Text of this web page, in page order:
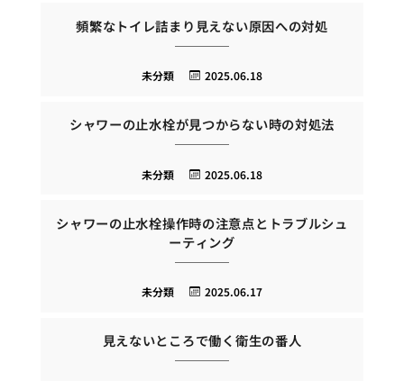
頻繁なトイレ詰まり見えない原因への対処
2025.06.18
未分類
シャワーの止水栓が見つからない時の対処法
2025.06.18
未分類
シャワーの止水栓操作時の注意点とトラブルシュ
ーティング
2025.06.17
未分類
見えないところで働く衛生の番人